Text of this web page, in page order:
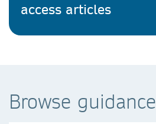
access articles
Browse guidance